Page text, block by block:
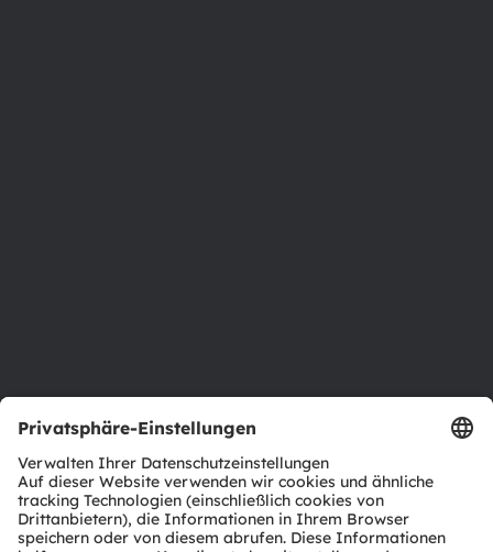
Produkt Selektor
Download Center
Tools
Kundenanfragen
Technischer Support